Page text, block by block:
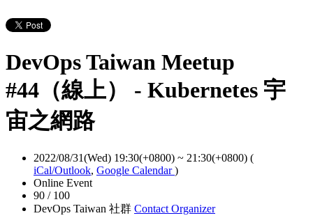
DevOps Taiwan Meetup
#44（線上） - Kubernetes 宇
宙之網路
2022/08/31(Wed) 19:30(+0800) ~ 21:30(+0800) (
iCal/Outlook, Google Calendar)
Online Event
90 / 100
DevOps Taiwan 社群 Contact Organizer